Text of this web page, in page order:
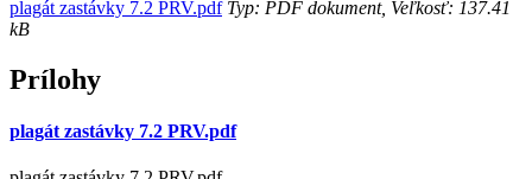
plagát zastávky 7.2 PRV.pdfTyp: PDF dokument, Veľkosť: 137.41
kB
Prílohy
plagát zastávky 7.2 PRV.pdf